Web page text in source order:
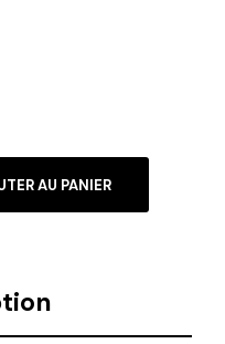
AU PANIER